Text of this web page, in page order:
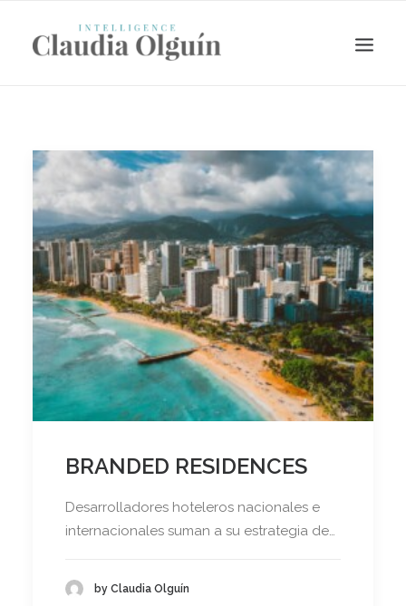
Search
BRANDED RESIDENCES
Desarrolladores hoteleros nacionales e
internacionales suman a su estrategia de…
by Claudia Olguín